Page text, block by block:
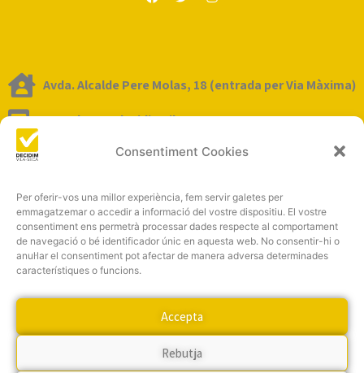
Consentiment Cookies
Per oferir-vos una millor experiència, fem servir galetes per
emmagatzemar o accedir a informació del vostre dispositiu. El vostre
consentiment ens permetrà processar dades respecte al comportament
de navegació o bé identificador únic en aquesta web. No consentir-hi o
anul·lar el consentiment pot afectar de manera adversa determinades
característiques o funcions.
Accepta
Rebutja
Avda. Alcalde Pere Molas, 18 (entrada per Via Màxima)
tescoltem@decidimvila-seca.cat
Click to accept màrqueting cookies and